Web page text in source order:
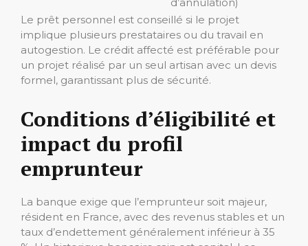
Le prêt personnel est conseillé si le projet
implique plusieurs prestataires ou du travail en
autogestion. Le crédit affecté est préférable pour
un projet réalisé par un seul artisan avec un devis
formel, garantissant plus de sécurité.
Conditions d’éligibilité et
impact du profil
emprunteur
La banque exige que l’emprunteur soit majeur,
résident en France, avec des revenus stables et un
taux d’endettement généralement inférieur à 35